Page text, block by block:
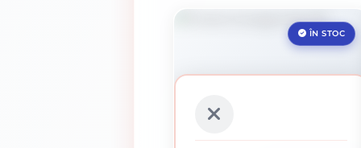
ÎN STOC